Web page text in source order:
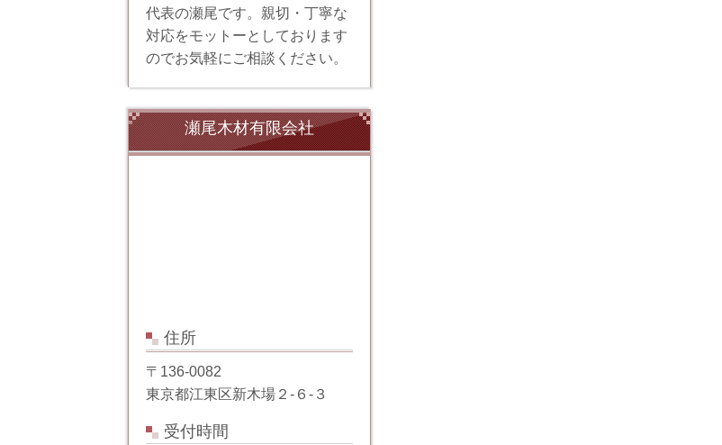
代表の瀬尾です。親切・丁寧な
対応をモットーとしております
のでお気軽にご相談ください。
瀬尾木材有限会社
住所
〒136-0082
東京都江東区新木場２-６-３
受付時間